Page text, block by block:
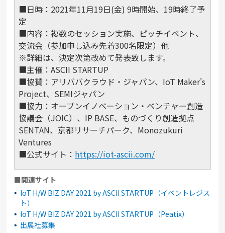
■⽇時：2021年11⽉19⽇(⾦) 9時開始、19時終了予
定
■内容：複数のセッション実施、ピッチイベント、
交流会（参加申し込み先着300名限定）他
※詳細は、決定次第改めて発表致します。
■主催：ASCII STARTUP
■協賛：アリババクラウド・ジャパン、IoT Maker's
Project、SEMIジャパン
■協力：オープンイノベーション・ベンチャー創造
協議会（JOIC）、IP BASE、ものづくり創造拠点
SENTAN、京都リサーチパーク、Monozukuri
Ventures
■公式サイト： https://iot-ascii.com/
■関連サイト
IoT H/W BIZ DAY 2021 by ASCII STARTUP（イベントレジス
ト）
IoT H/W BIZ DAY 2021 by ASCII STARTUP（Peatix）
出展社募集